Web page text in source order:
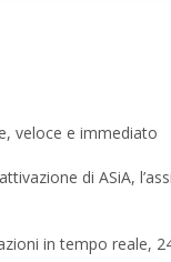
veloce e immediato
di ASiA,
in tempo reale,